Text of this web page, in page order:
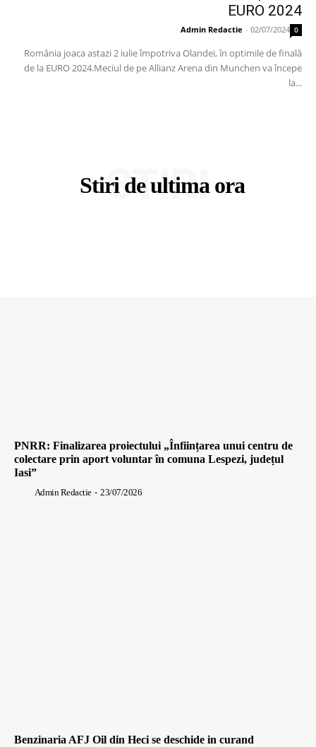
EURO 2024
Admin Redactie - 02/07/2024 0
România joaca astazi 2 iulie împotriva Olandei, în optimile de finală
de la EURO 2024.Meciul de pe Allianz Arena din Munchen va începe
la...
Stiri de ultima ora
STIRI
PNRR: Finalizarea proiectului „Înființarea unui centru de
colectare prin aport voluntar în comuna Lespezi, județul
Iasi”
Admin Redactie - 23/07/2026
Benzinaria AFJ Oil din Heci se deschide in curand